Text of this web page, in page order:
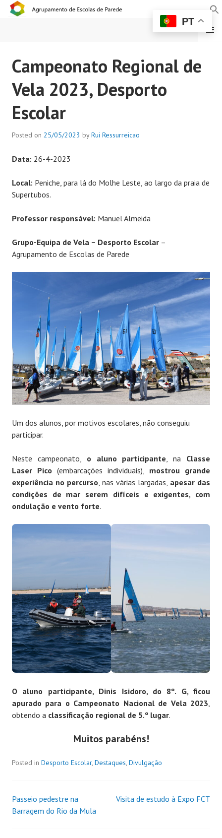
AGRUPAMENTO DE
ESCOLAS DE PAREDE
MENU
Campeonato Regional de
Vela 2023, Desporto
Escolar
Posted on 25/05/2023 byRui Ressurreicao
Data: 26-4-2023
Local: Peniche, para lá do Molhe Leste, ao largo da praia de
Supertubos.
Professor responsável: Manuel Almeida
Grupo-Equipa de Vela – Desporto Escolar –
Agrupamento de Escolas de Parede
Um dos alunos, por motivos escolares, não conseguiu
participar.
Neste campeonato, o aluno participante, na Classe
Laser Pico (embarcações individuais), mostrou grande
experiência no percurso, nas várias largadas, apesar das
condições de mar serem difíceis e exigentes, com
ondulação e vento forte.
O aluno participante, Dinis Isidoro, do 8º. G, ficou
apurado para o Campeonato Nacional de Vela 2023,
obtendo a classificação regional de 5.º lugar.
Muitos parabéns!
Posted in Desporto Escolar, Destaques, Divulgação
Passeio pedestre na
Barragem do Rio da Mula
Visita de estudo à Expo FCT
PT